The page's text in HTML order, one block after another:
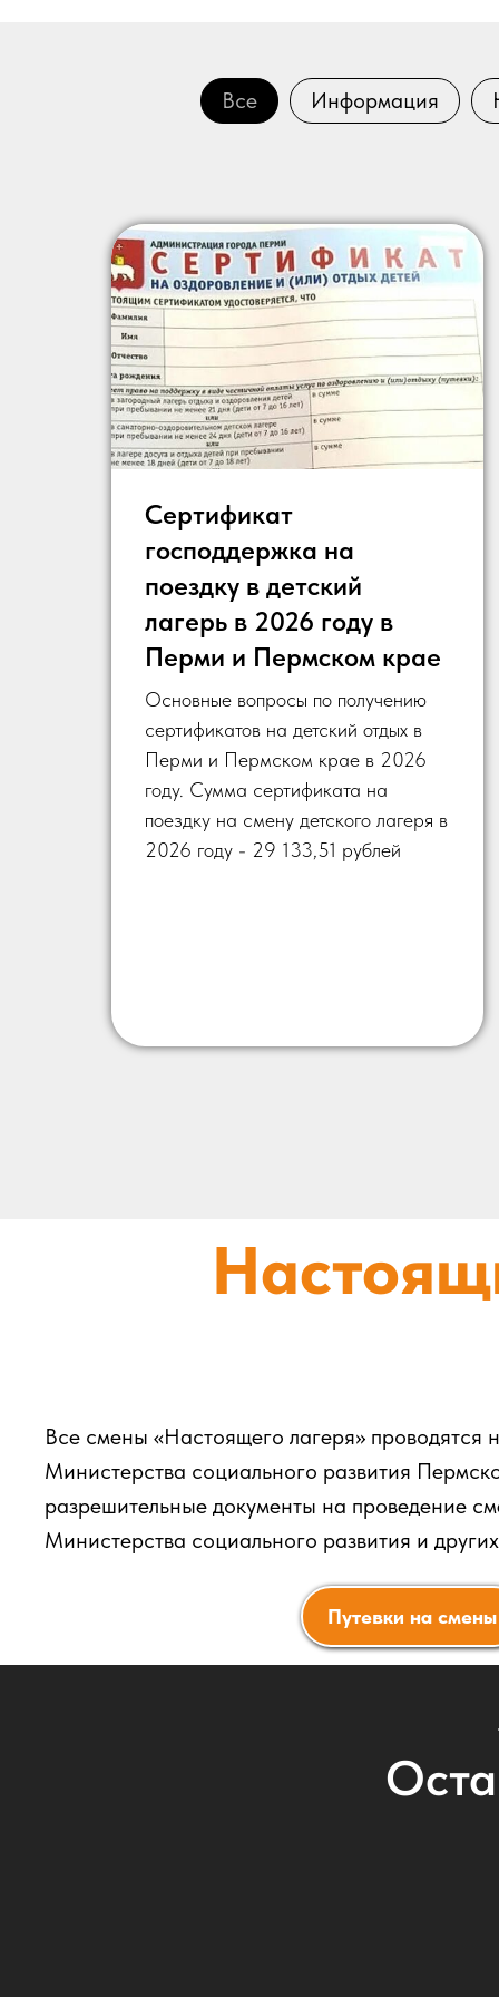
Все Информация
Сертификат
господдержка на
поездку в детский
лагерь в 2026 году в
Перми и Пермском крае
Основные вопросы по получению
сертификатов на детский отдых в
Перми и Пермском крае в 2026
году. Сумма сертификата на
поездку на смену детского лагеря в
2026 году - 29 133,51 рублей
Все смены «Настоящего лагеря» проводятся
Министерства социального развития
разрешительные документы на проведение
Министерства социального развития и
Путевки на смены